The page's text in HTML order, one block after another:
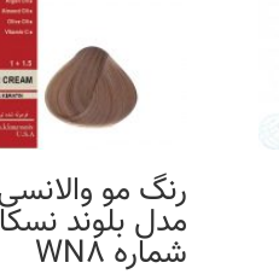
رنگ مو
مدل بلوند
شماره WN8